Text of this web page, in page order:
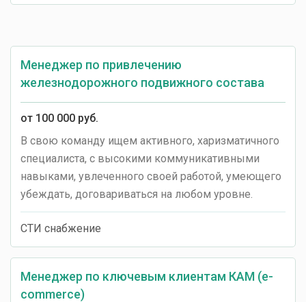
Менеджер по привлечению
железнодорожного подвижного состава
от 100 000 руб.
В свою команду ищем активного, харизматичного
специалиста, с высокими коммуникативными
навыками, увлеченного своей работой, умеющего
убеждать, договариваться на любом уровне.
СТИ снабжение
Менеджер по ключевым клиентам КАМ (e-
commerce)